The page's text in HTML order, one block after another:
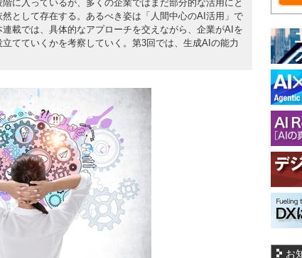
に入っているが、多くの企業ではまだ部分的な活用にと
として存在する。あるべき姿は「人間中心のAI活用」で
載では、具体的なアプローチを交えながら、企業がAIを
てていくかを考察していく。第3回では、生成AIの能力
お